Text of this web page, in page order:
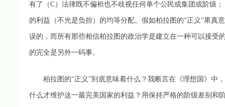
有了（C）法律既不偏袒也不歧视任何单个公民或集团或阶级
的利益（不光是负担）的均等分配。假如柏拉图的“正义”果真
误的，而所有那些相信柏拉图的政治学是建立在一种可以接受
的完全是另外一码事。
柏拉图的“正义”到底意味着什么？我断言在《理想国》中，
什么才维护这一最完美国家的利益？用保持严格的阶级差别和